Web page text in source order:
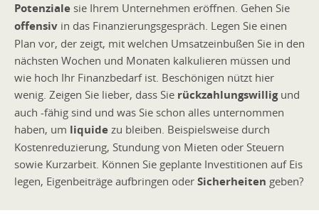
Potenziale sie Ihrem Unternehmen eröffnen. Gehen Sie
offensiv in das Finanzierungsgespräch. Legen Sie einen
Plan vor, der zeigt, mit welchen Umsatzeinbußen Sie in den
nächsten Wochen und Monaten kalkulieren müssen und
wie hoch Ihr Finanzbedarf ist. Beschönigen nützt hier
wenig. Zeigen Sie lieber, dass Sie rückzahlungswilligund
auch -fähig sind und was Sie schon alles unternommen
haben, um liquide zu bleiben. Beispielsweise durch
Kostenreduzierung, Stundung von Mieten oder Steuern
sowie Kurzarbeit. Können Sie geplante Investitionen auf Eis
legen, Eigenbeiträge aufbringen oder Sicherheiten geben?